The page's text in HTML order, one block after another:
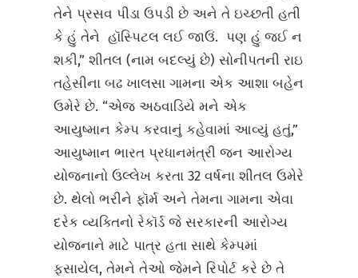
તેને પ્રસવ પીડા ઉપડી છે અને તે ઇચ્છતી હતી
કે હું તેને હૉસ્પિટલ લઈ જાઉં. પણ હું જઈ ન
શકી,” શીતલ (નામ બદલ્યું છે) સોનીપતની રાઇ
તહેસીના બઢ ખાલસા ગામના એક આશા બહેન
ઉમેરે છે. “એજ અઠવાડિયે મને એક
આયુષ્માન કેમ્પ કરવાનું કહેવામાં આવ્યું હતું,”
આયુષ્માન ભારત પ્રધાનમંત્રી જન આરોગ્ય
યોજનાનો ઉલ્લેખ કરતા 32 વર્ષના શીતલ ઉમેરે
છે. થેલો ભરીને ફૉર્મ અને તેમના ગામના એવા
દરેક વ્યક્તિનો રેકૉર્ડ જે સરકારની આરોગ્ય
યોજનાને માટે પાત્ર હતા સાથે કેમ્પમાં
ફસાયેલ, તેમને તેઓ જેમને રિપોર્ટ કરે છે તે